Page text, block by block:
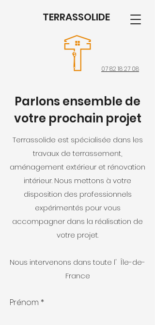
TERRASSOLIDE
07 82 18 27 08
Parlons ensemble de
votre prochain projet
Terrassolide est spécialisée dans les
travaux de terrassement,
aménagement extérieur et rénovation
intérieur. Nous mettons à votre
disposition des professionnels
expérimentés pour vous
accompagner dans la réalisation de
votre projet.
Nous intervenons dans toute l' Île-de-
France
Prénom